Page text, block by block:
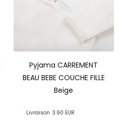
Pyjama CARREMENT
BEAU BEBE COUCHE FILLE
Beige
Livraison 3.90 EUR